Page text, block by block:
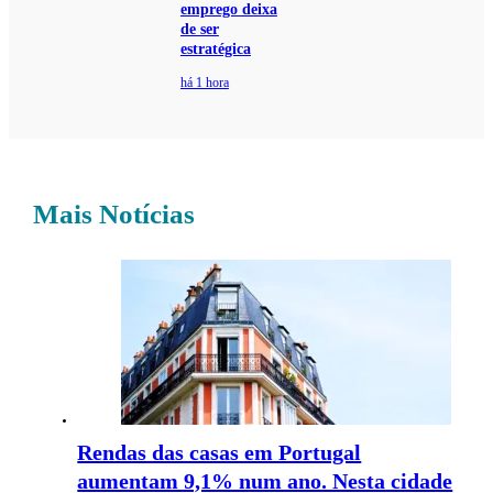
emprego deixa
de ser
estratégica
há 1 hora
Mais Notícias
Rendas das casas em Portugal
aumentam 9,1% num ano. Nesta cidade